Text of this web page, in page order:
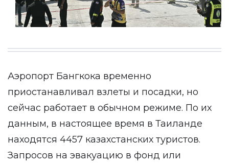
Аэропорт Бангкока временно
приостанавливал взлеты и посадки, но
сейчас работает в обычном режиме. По их
данным, в настоящее время в Таиланде
находятся 4457 казахстанских туристов.
Запросов на эвакуацию в фонд или